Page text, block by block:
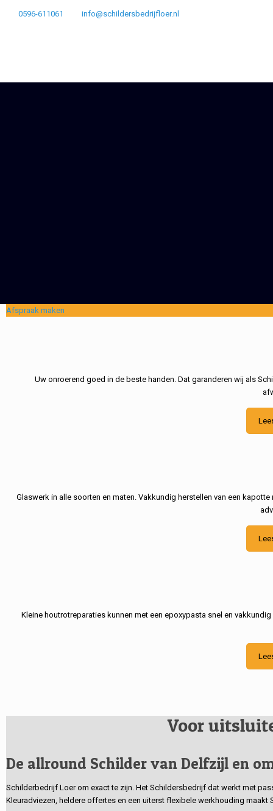
0596-611061 info@schildersbedrijfloer.nl
Afspraak maken
Uw onroerend goed in de beste handen. Dat garanderen wij als
Glaswerk in alle soorten en maten. Vakkundig herstellen van een
Kleine houtrotreparaties kunnen met een epoxypasta snel en
Voor
De allround Schilder van Delfzijl en
Schilderbedrijf Loer om exact te zijn. Het Schildersbedrijf dat werkt met
Kleuradviezen, heldere offertes en een uiterst flexibele werkhouding